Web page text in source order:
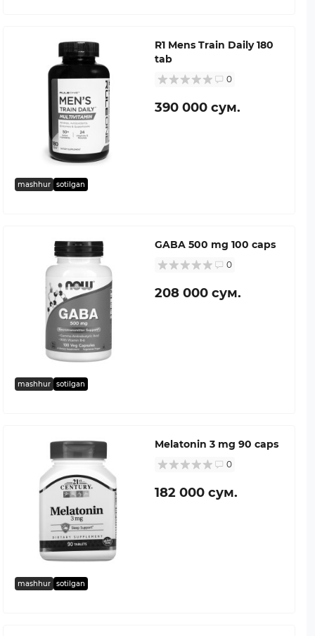
mashhur sotilgan
R1 Mens Train Daily 180
tab
0
390 000 сум.
mashhur sotilgan
GABA 500 mg 100 caps
0
208 000 сум.
mashhur sotilgan
Melatonin 3 mg 90 caps
0
182 000 сум.